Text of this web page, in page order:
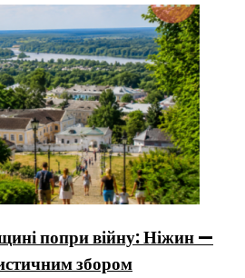
попри війну: Ніжин —
збором